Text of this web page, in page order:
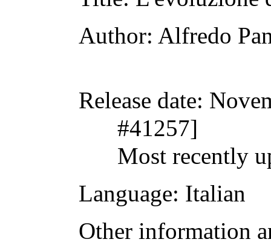
Author: Alfredo
Release date:
#41257]
Most recently
Language: Italian
Other information